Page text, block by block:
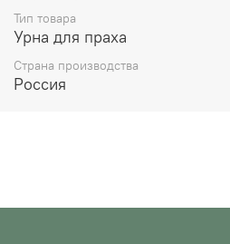
Тип товара
Урна для праха
Страна производства
Россия